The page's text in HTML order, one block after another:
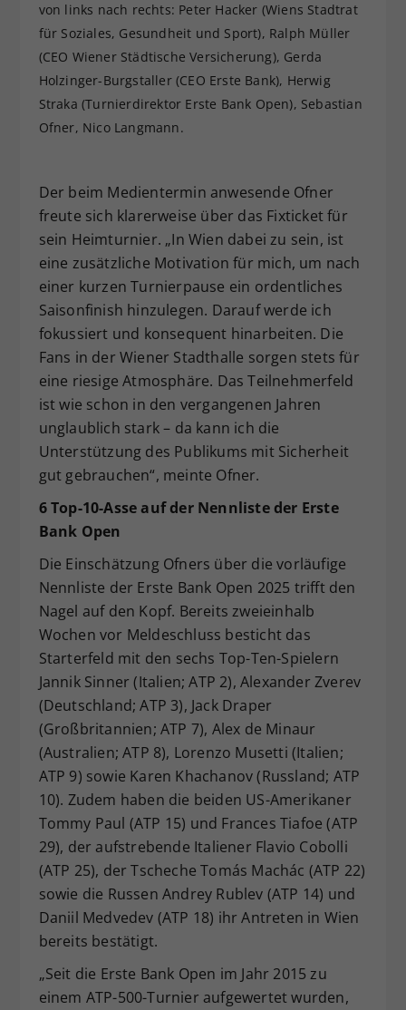
von links nach rechts: Peter Hacker (Wiens Stadtrat
für Soziales, Gesundheit und Sport), Ralph Müller
(CEO Wiener Städtische Versicherung), Gerda
Holzinger-Burgstaller (CEO Erste Bank), Herwig
Straka (Turnierdirektor Erste Bank Open), Sebastian
Ofner, Nico Langmann.
Der beim Medientermin anwesende Ofner
freute sich klarerweise über das Fixticket für
sein Heimturnier. „In Wien dabei zu sein, ist
eine zusätzliche Motivation für mich, um nach
einer kurzen Turnierpause ein ordentliches
Saisonfinish hinzulegen. Darauf werde ich
fokussiert und konsequent hinarbeiten. Die
Fans in der Wiener Stadthalle sorgen stets für
eine riesige Atmosphäre. Das Teilnehmerfeld
ist wie schon in den vergangenen Jahren
unglaublich stark – da kann ich die
Unterstützung des Publikums mit Sicherheit
gut gebrauchen“, meinte Ofner.
6 Top-10-Asse auf der Nennliste der Erste
Bank Open
Die Einschätzung Ofners über die vorläufige
Nennliste der Erste Bank Open 2025 trifft den
Nagel auf den Kopf. Bereits zweieinhalb
Wochen vor Meldeschluss besticht das
Starterfeld mit den sechs Top-Ten-Spielern
Jannik Sinner (Italien; ATP 2), Alexander Zverev
(Deutschland; ATP 3), Jack Draper
(Großbritannien; ATP 7), Alex de Minaur
(Australien; ATP 8), Lorenzo Musetti (Italien;
ATP 9) sowie Karen Khachanov (Russland; ATP
10). Zudem haben die beiden US-Amerikaner
Tommy Paul (ATP 15) und Frances Tiafoe (ATP
29), der aufstrebende Italiener Flavio Cobolli
(ATP 25), der Tscheche Tomás Machác (ATP 22)
sowie die Russen Andrey Rublev (ATP 14) und
Daniil Medvedev (ATP 18) ihr Antreten in Wien
bereits bestätigt.
„Seit die Erste Bank Open im Jahr 2015 zu
einem ATP-500-Turnier aufgewertet wurden,